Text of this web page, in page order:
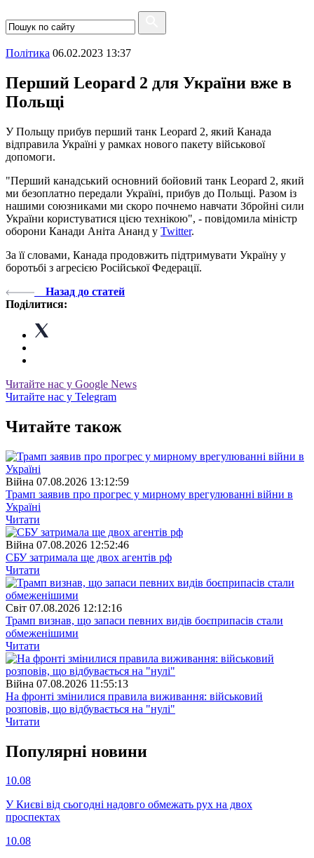
Полiтика 06.02.2023 13:37
Перший Leopard 2 для України вже в
Польщі
У Польщу прибув перший танк Leopard 2, який Канада
відправила Україні у рамках нового пакету військової
допомоги.
"Перший канадський основний бойовий танк Leopard 2, який
ми безоплатно передали Україні, прибув до Польщі. Разом із
нашими союзниками ми скоро почнемо навчати Збройні сили
України користуватися цією технікою", - повідомила міністр
оборони Канади Аніта Ананд у Twitter.
За її словами, Канада продовжить підтримувати Україну у
боротьбі з агресією Російської Федерації.
Назад до статей
Поділитися:
Читайте нас у Google News
Читайте нас у Telegram
Читайте також
Війна 07.08.2026 13:12:59
Трамп заявив про прогрес у мирному врегулюванні війни в
Україні
Читати
Війна 07.08.2026 12:52:46
СБУ затримала ще двох агентів рф
Читати
Свiт 07.08.2026 12:12:16
Трамп визнав, що запаси певних видів боєприпасів стали
обмеженішими
Читати
Війна 07.08.2026 11:55:13
На фронті змінилися правила виживання: військовий
розповів, що відбувається на "нулі"
Читати
Популярнi новини
10.08
У Києві від сьогодні надовго обмежать рух на двох
проспектах
10.08